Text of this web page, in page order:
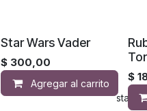
Agregar a la lista
Star Wars Vader
$ 300,00
Agregar al carrito
$